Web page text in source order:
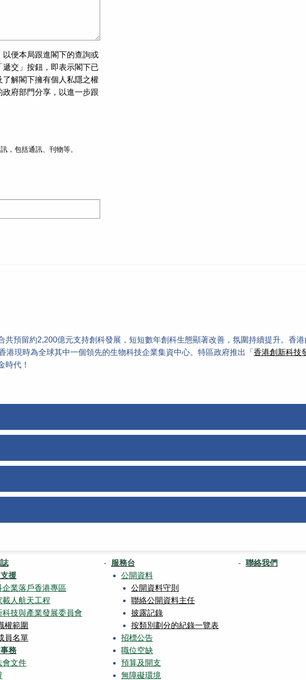
便本局跟進閣下的查詢或
交」按鈕，即表示閣下已
解閣下擁有個人私隱之權
府部門分享，以進一步跟
，包括通訊、刊物等。
預留約2,200億元支持創科發展，短短數年創科生態顯著改善，氛圍持續提升。香
現時為全球其中一個領先的生物科技企業集資中心。特區政府推出「 香港創新科技
時代！
援
企業落戶香港專區
載人航天工程
科技與產業發展委員會
權範圍
員名單
務
會文件
服務台
公開資料
公開資料守則
聯絡公開資料主任
披露記錄
按類別劃分的紀錄一覽表
招標公告
職位空缺
預算及開支
無障礙環境
聯絡我們